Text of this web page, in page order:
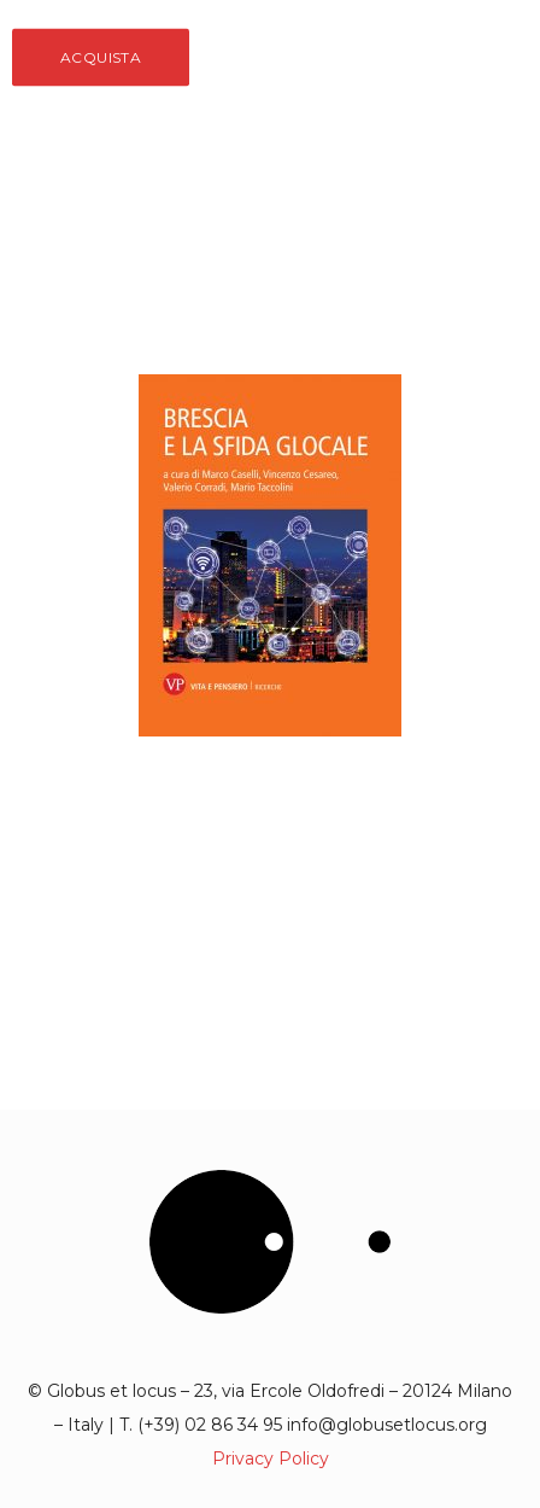
ACQUISTA
© Globus et locus – 23, via Ercole Oldofredi – 20124 Milano
– Italy | T. (+39) 02 86 34 95 info@globusetlocus.org
Privacy Policy